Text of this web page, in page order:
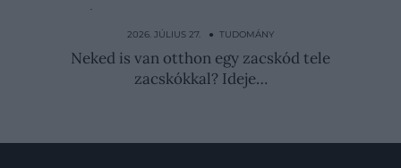
A világ legfeketébb festéke mentheti meg
az éjszakai…
2026. JÚLIUS 27. ● TUDOMÁNY
Neked is van otthon egy zacskód tele
zacskókkal? Ideje…